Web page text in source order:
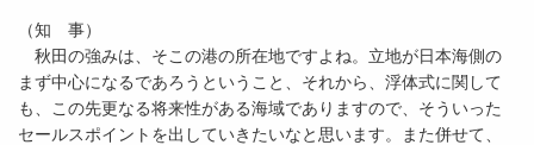
（知 事）
秋田の強みは、そこの港の所在地ですよね。立地が日本海側の
まず中心になるであろうということ、それから、浮体式に関して
も、この先更なる将来性がある海域でありますので、そういった
セールスポイントを出していきたいなと思います。また併せて、